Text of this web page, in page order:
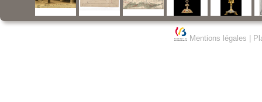
Mentions légales